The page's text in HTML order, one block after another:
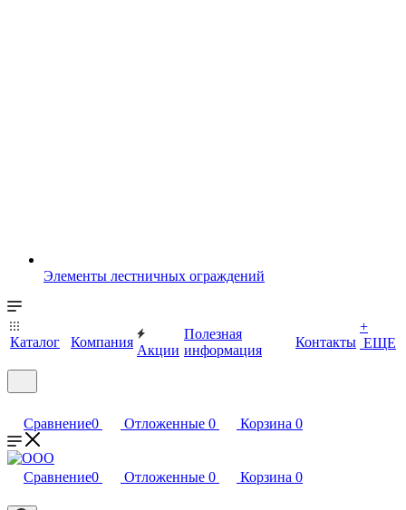
Элементы лестничных ограждений
Каталог Компания
Акции
Полезная
информация
Контакты
+
ЕЩЕ
Сравнение0 Отложенные 0 Корзина 0
Сравнение0 Отложенные 0 Корзина 0